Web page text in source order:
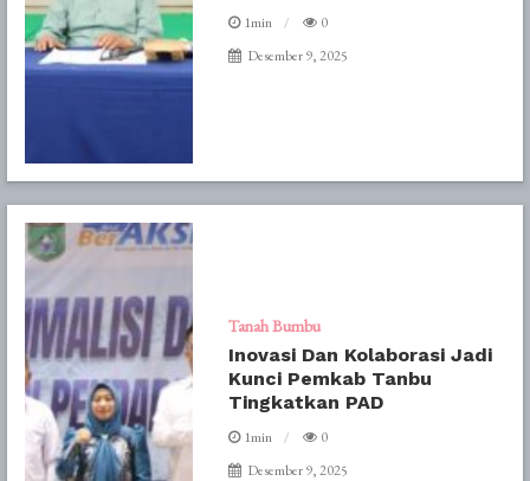
1min
0
Desember 9, 2025
Tanah Bumbu
Inovasi Dan Kolaborasi Jadi
Kunci Pemkab Tanbu
Tingkatkan PAD
1min
0
Desember 9, 2025